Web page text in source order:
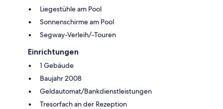
Liegestühle am Pool
Sonnenschirme am Pool
Segway-Verleih/-Touren
Einrichtungen
1 Gebäude
Baujahr 2008
Geldautomat/Bankdienstleistungen
Tresorfach an der Rezeption